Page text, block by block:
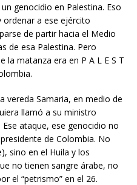
genocidio en Palestina. Eso
a ese ejército
de partir hacia el Medio
de esa Palestina. Pero
la matanza era en P A L E S T
vereda Samaria, en medio de
llamó a su ministro
ataque, ese genocidio no
de Colombia. No
sino en el Huila y los
no tienen sangre árabe, no
el “petrismo” en el 26.